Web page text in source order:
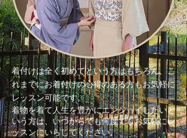
着付けは全く初めてという方はもちろん、こ
れまでにお着付けの心得のある方もお気軽に
レッスン可能です。
着物を着て人生を豊かにエンジョイしたいと
いう方は、いつからでも何度でもお気軽にレ
ッスンにいらしてください。